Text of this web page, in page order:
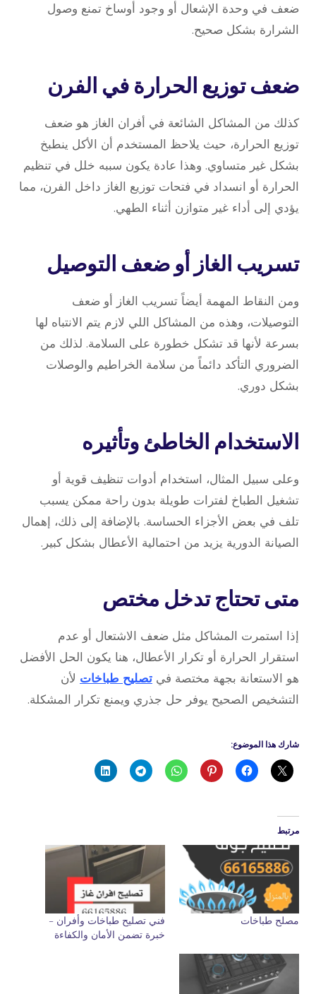
ضعف في وحدة الإشعال أو وجود أوساخ تمنع وصول
الشرارة بشكل صحيح.
ضعف توزيع الحرارة في الفرن
كذلك من المشاكل الشائعة في أفران الغاز هو ضعف
توزيع الحرارة، حيث يلاحظ المستخدم أن الأكل ينطبخ
بشكل غير متساوي. وهذا عادة يكون سببه خلل في تنظيم
الحرارة أو انسداد في فتحات توزيع الغاز داخل الفرن، مما
يؤدي إلى أداء غير متوازن أثناء الطهي.
تسريب الغاز أو ضعف التوصيل
ومن النقاط المهمة أيضاً تسريب الغاز أو ضعف
التوصيلات، وهذه من المشاكل اللي لازم يتم الانتباه لها
بسرعة لأنها قد تشكل خطورة على السلامة. لذلك من
الضروري التأكد دائماً من سلامة الخراطيم والوصلات
بشكل دوري.
الاستخدام الخاطئ وتأثيره
وعلى سبيل المثال، استخدام أدوات تنظيف قوية أو
تشغيل الطباخ لفترات طويلة بدون راحة ممكن يسبب
تلف في بعض الأجزاء الحساسة. بالإضافة إلى ذلك، إهمال
الصيانة الدورية يزيد من احتمالية الأعطال بشكل كبير.
متى تحتاج تدخل مختص
إذا استمرت المشاكل مثل ضعف الاشتعال أو عدم
استقرار الحرارة أو تكرار الأعطال، هنا يكون الحل الأفضل
هو الاستعانة بجهة مختصة في تصليح طباخات لأن
التشخيص الصحيح يوفر حل جذري ويمنع تكرار المشكلة.
شارك هذا الموضوع:
مرتبط
مصلح طباخات
فني تصليح طباخات وأفران –
خبرة تضمن الأمان والكفاءة